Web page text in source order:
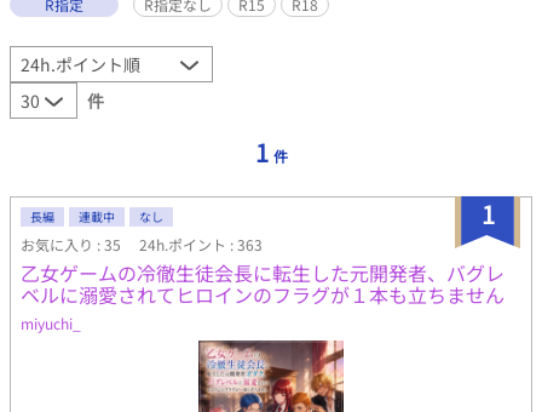
R指定
R指定なし R15 R18
件
1 件
1
長編 連載中 なし
お気に入り : 35 24h.ポイント : 363
乙女ゲームの冷徹生徒会長に転生した元開発者、バグレ
ベルに溺愛されてヒロインのフラグが１本も立ちません
miyuchi_